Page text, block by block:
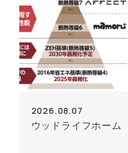
2026.08.07
ウッドライフホー